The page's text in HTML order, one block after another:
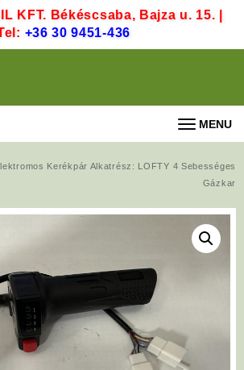
KFT. Békéscsaba, Bajza u. 15. |
+36 30 9451-436
MENU
Kerékpár Alkatrész: LOFTY 4 Sebességes
Gázkar